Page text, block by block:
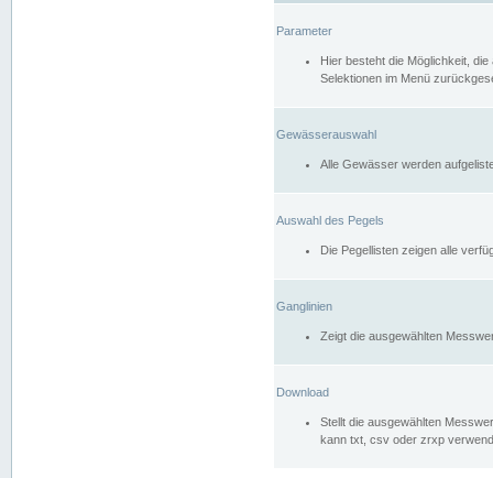
Parameter
Hier besteht die Möglichkeit,
Selektionen im Menü
Gewässerauswahl
Alle Gewässer werden
Auswahl des Pegels
Die Pegellisten zeigen alle
Ganglinien
Zeigt die ausgewählten
Download
Stellt die ausgewählten
kann txt, csv oder zrxp